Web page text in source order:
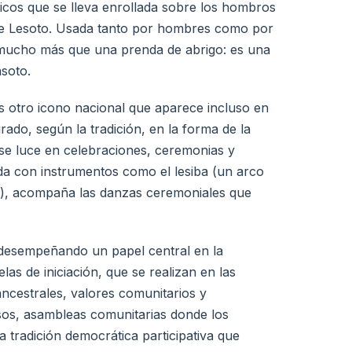
que se lleva enrollada sobre los hombros
Lesoto. Usada tanto por hombres como por
más que una prenda de abrigo: es una
icono nacional que aparece incluso en
según la tradición, en la forma de la
luce en celebraciones, ceremonias y
con instrumentos como el lesiba (un arco
acompaña las danzas ceremoniales que
un papel central en la
de iniciación, que se realizan en las
valores comunitarios y
asambleas comunitarias donde los
tradición democrática participativa que